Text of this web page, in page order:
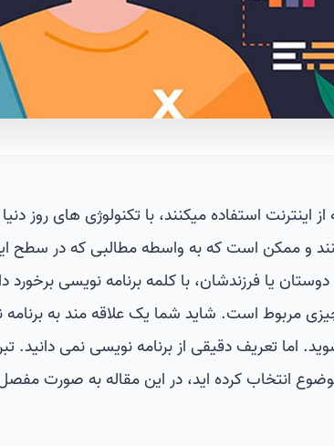
اینترنت استفاده میکنند، با تکنولوژی های روز
و ممکن است که به واسطه مطالبی که در سطح
یا فرزندشان، با کلمه برنامه نویسی برخورد
مربوط است. شاید شما یک علاقه مند به
اما تعریف دقیقی از برنامه نویسی نمی دانید.
انتخاب کرده اید، در این مقاله به صورت